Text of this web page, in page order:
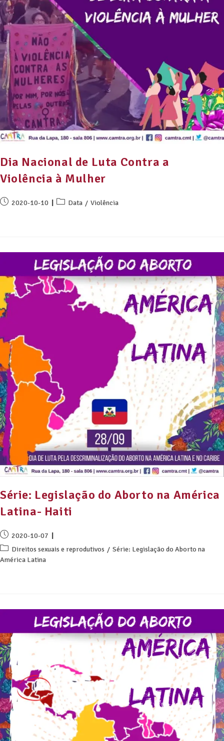
Dia Nacional de Luta Contra a
Violência à Mulher
2020-10-10 Data / Violência
Série: Legislação do Aborto na América
Latina- Haiti
2020-10-07
Direitos sexuais e reprodutivos / Série: Legislação do Aborto na
América Latina